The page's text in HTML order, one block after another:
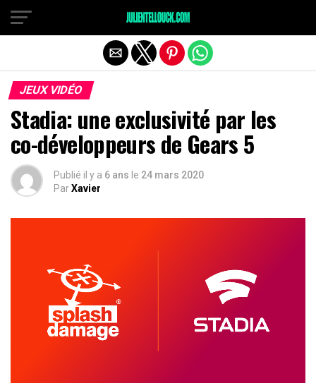
JEUX VIDÉO
Stadia: une exclusivité par les
co-développeurs de Gears 5
Publié il y a 6 ans le 24 mars 2020
ParXavier